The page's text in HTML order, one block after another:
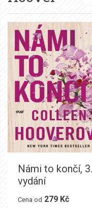
Námi to končí, 3.
vydání
Cena od 279 Kč